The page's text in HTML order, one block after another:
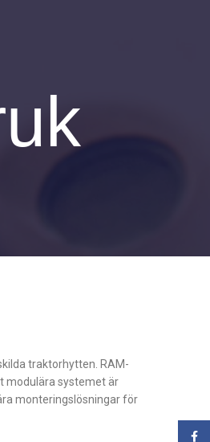
traktorhytten. RAM-
modulära systemet är
monteringslösningar för